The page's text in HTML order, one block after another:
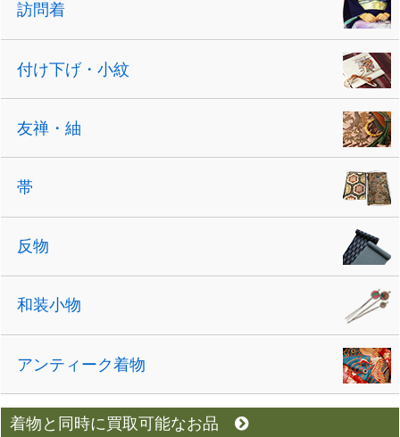
訪問着
付け下げ・小紋
友禅・紬
帯
反物
和装小物
アンティーク着物
着物と同時に買取可能なお品